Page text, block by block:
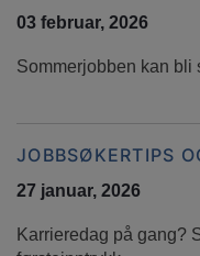
03 februar, 2026
Sommerjobben kan bli
JOBBSØKERTIPS
27 januar, 2026
Karrieredag på gang?